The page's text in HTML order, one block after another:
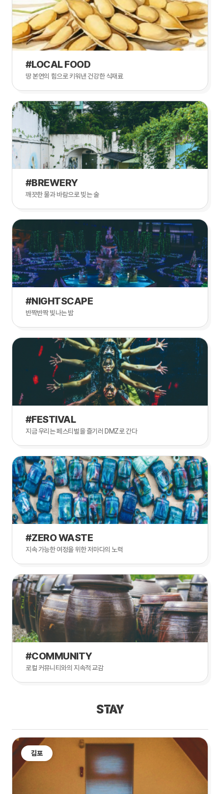
#LOCAL FOOD
땅 본연의 힘으로 키워낸 건강한 식재료
#BREWERY
깨끗한 물과 바람으로 빚는 술
#NIGHTSCAPE
반짝반짝 빛나는 밤
#FESTIVAL
지금 우리는 페스티벌을 즐기러 DMZ로 간다
#ZERO WASTE
지속 가능한 여정을 위한 저마다의 노력
#COMMUNITY
로컬 커뮤니티와의 지속적 교감
STAY
김포